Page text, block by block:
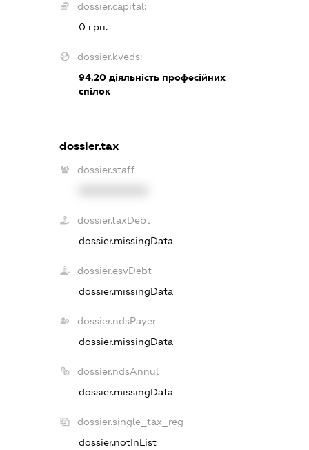
dossier.capital:
0 грн.
dossier.kveds:
94.20діяльність професійних
спілок
dossier.tax
dossier.staff
dossier.taxDebt
dossier.missingData
dossier.esvDebt
dossier.missingData
dossier.ndsPayer
dossier.missingData
dossier.ndsAnnul
dossier.missingData
dossier.single_tax_reg
dossier.notInList